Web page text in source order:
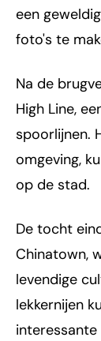
een
foto's te
Na de
High Line,
spoorlijnen.
omgeving,
op de stad.
De tocht
Chinatown,
levendige
lekkernijen